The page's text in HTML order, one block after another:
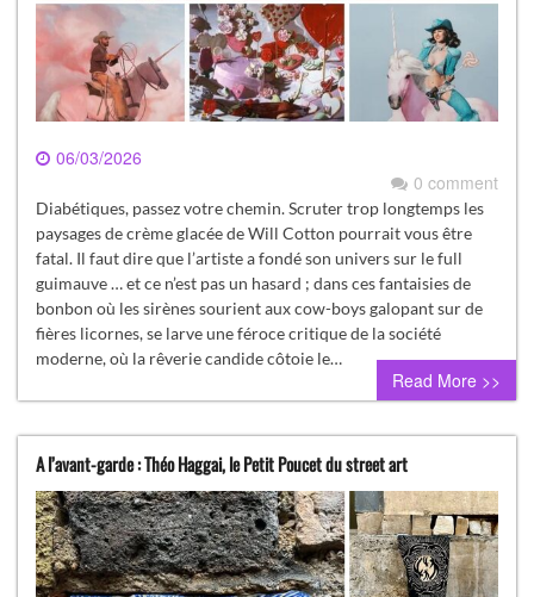
06/03/2026
0 comment
Diabétiques, passez votre chemin. Scruter trop longtemps les
paysages de crème glacée de Will Cotton pourrait vous être
fatal. Il faut dire que l’artiste a fondé son univers sur le full
guimauve … et ce n’est pas un hasard ; dans ces fantaisies de
bonbon où les sirènes sourient aux cow-boys galopant sur de
fières licornes, se larve une féroce critique de la société
moderne, où la rêverie candide côtoie le…
Read More >>
A l’avant-garde : Théo Haggai, le Petit Poucet du street art